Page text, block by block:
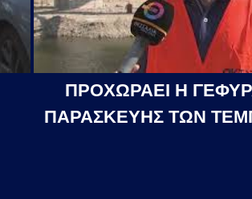
ΠΡΟΧΩΡΑΕΙ Η
ΠΑΡΑΣΚΕΥΗΣ ΤΩΝ